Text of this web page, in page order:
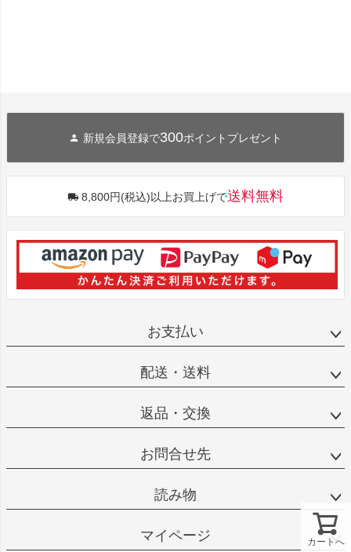
カートへ
新規会員登録で300ポイントプレゼント
8,800円(税込)以上お買上げで送料無料
お支払い
配送・送料
返品・交換
お問合せ先
読み物
マイページ